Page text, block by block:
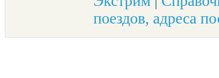
поездов, адреса